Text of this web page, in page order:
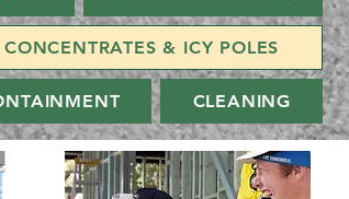
& ICY POLES
CLEANING